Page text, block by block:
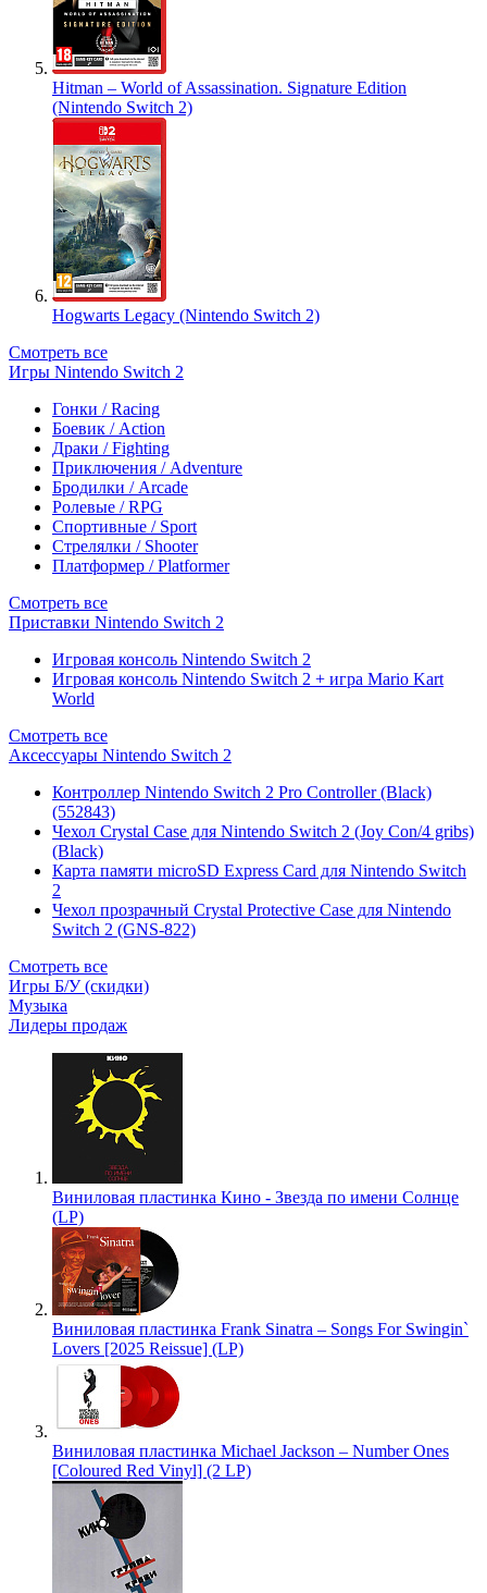
Hitman – World of Assassination. Signature Edition
(Nintendo Switch 2)
Hogwarts Legacy (Nintendo Switch 2)
Смотреть все
Игры Nintendo Switch 2
Гонки / Racing
Боевик / Action
Драки / Fighting
Приключения / Adventure
Бродилки / Arcade
Ролевые / RPG
Спортивные / Sport
Стрелялки / Shooter
Платформер / Platformer
Смотреть все
Приставки Nintendo Switch 2
Игровая консоль Nintendo Switch 2
Игровая консоль Nintendo Switch 2 + игра Mario Kart
World
Смотреть все
Аксессуары Nintendo Switch 2
Контроллер Nintendo Switch 2 Pro Controller (Black)
(552843)
Чехол Сrystal Сase для Nintendo Switch 2 (Joy Con/4 gribs)
(Black)
Карта памяти microSD Express Card для Nintendo Switch
2
Чехол прозрачный Crystal Protective Case для Nintendo
Switch 2 (GNS-822)
Смотреть все
Игры Б/У (скидки)
Музыка
Лидеры продаж
Виниловая пластинка Кино - Звезда по имени Солнце
(LP)
Виниловая пластинка Frank Sinatra – Songs For Swingin`
Lovers [2025 Reissue] (LP)
Виниловая пластинка Michael Jackson – Number Ones
[Coloured Red Vinyl] (2 LP)